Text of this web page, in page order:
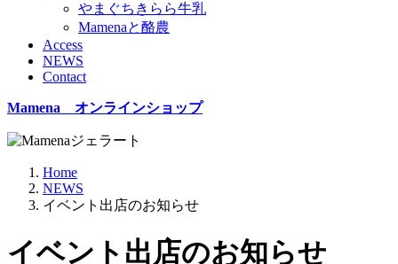
やまぐちきらら牛乳
Mamenaと酪農
Access
NEWS
Contact
Mamena オンラインショップ
Home
NEWS
イベント出店のお知らせ
イベント出店のお知らせ